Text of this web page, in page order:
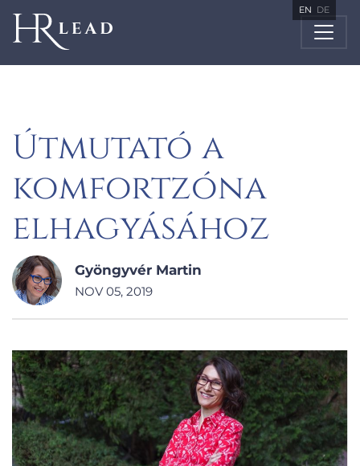
EN DE
Útmutató a
komfortzóna
elhagyásához
Gyöngyvér Martin
NOV 05, 2019